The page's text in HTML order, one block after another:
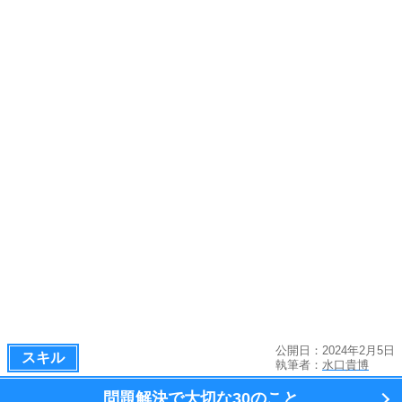
スキル
公開日：2024年2月5日
執筆者： 水口貴博
問題解決で大切な30のこと